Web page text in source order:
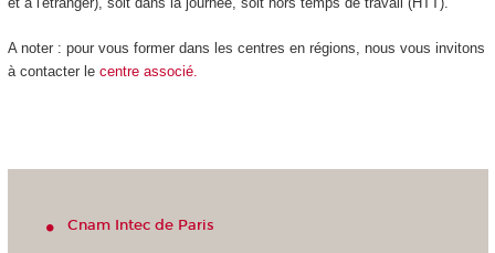
A noter : pour vous former dans les centres en régions, nous vous invitons
à contacter le centre associé.
Cnam Intec de Paris